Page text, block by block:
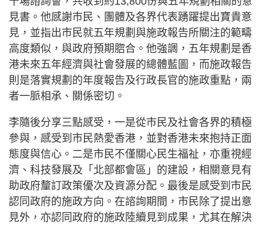
見書。他感謝市民、團體及各界代表踴躍提出寶貴意
見，並指出市民就五年規劃與施政報告所關注的範疇
高度類似，與政府預期脗合。他強調，五年規劃是香
港未來五年經濟與社會發展的總體藍圖，而施政報告
則是落實規劃的年度報告及行政長官的施政重點，兩
者一脈相承、關係密切。
李隨後分享三點感受，一是從市民及社會各界的積極
參與，感受到市民熱愛香港，並對香港未來抱持正面
態度與信心。二是市民不僅關心民生福祉，亦重視經
濟、科技發展及「北部都會區」的建設，相關意見有
助政府釐訂政策優次及資源分配。最後是感受到市民
認同政府的施政方向。在諮詢期間，市民除了提出意
見外，亦認同政府的施政陸續見到成果，尤其在解決